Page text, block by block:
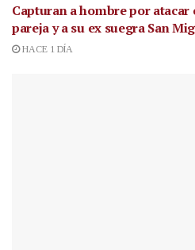
Capturan a hombre por
pareja y a su ex suegra San
HACE 1 DÍA